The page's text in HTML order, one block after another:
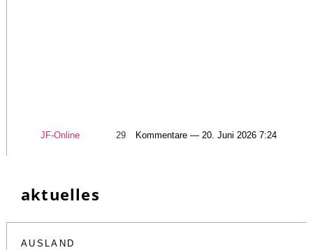
JF-Online 29 Kommentare — 20. Juni 2026 7:24
aktuelles
AUSLAND